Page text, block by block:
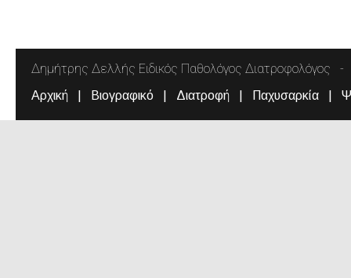
Δημήτρης Δελλής Ειδικός Παθολόγος Διατροφολόγος
Αρχική Βιογραφικό Διατροφή Παχυσαρκία